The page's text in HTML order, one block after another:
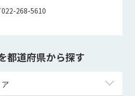
022-268-5610
都道府県から探す